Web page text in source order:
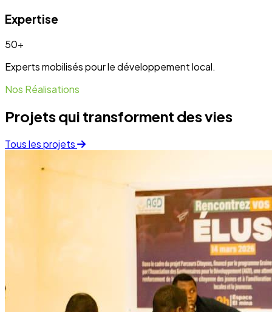
Développent